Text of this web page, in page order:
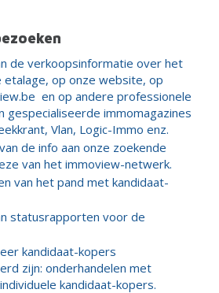
de verkoopsinformatie over het
etalage, op onze website, op
en op andere professionele
gespecialiseerde immomagazines
Vlan, Logic-Immo enz.
de info aan onze zoekende
van het immoview-netwerk.
van het pand met kandidaat-
statusrapporten voor de
kandidaat-kopers
zijn: onderhandelen met
kandidaat-kopers.